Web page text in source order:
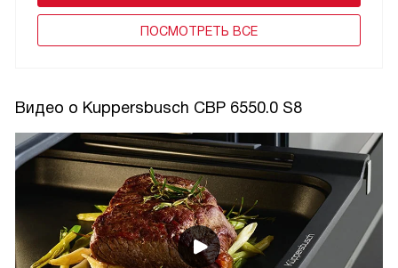
ПОCМОТРЕТЬ ВСЕ
Видео о Kuppersbusch CBP 6550.0 S8